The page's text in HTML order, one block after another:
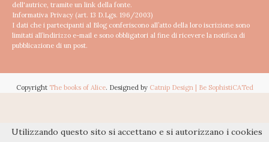
dell'autrice, tramite un link della fonte.
Informativa Privacy (art. 13 D.Lgs. 196/2003)
I dati che i partecipanti al Blog conferiscono all’atto della loro iscrizione sono
limitati all’indirizzo e-mail e sono obbligatori al fine di ricevere la notifica di
pubblicazione di un post.
Copyright The books of Alice. Designed by Catnip Design | Be SophistiCATed
Utilizzando questo sito si accettano e si autorizzano i cookies